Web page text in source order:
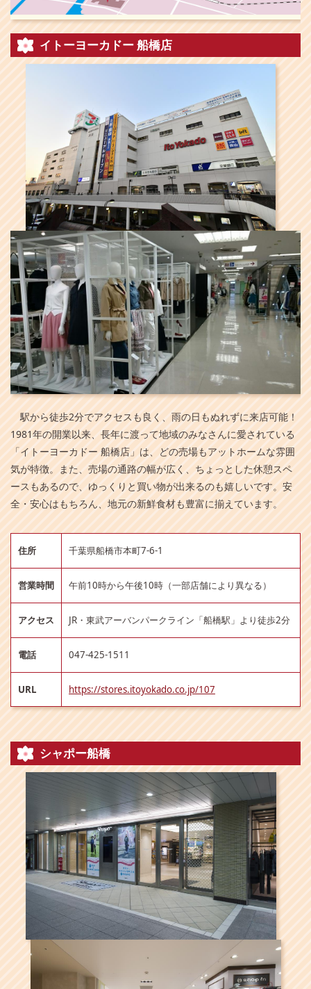
イトーヨーカドー船橋店
駅から徒歩2分でアクセスも良く、雨の日もぬれずに来店可能！
1981年の開業以来、長年に渡って地域のみなさんに愛されている
「イトーヨーカドー 船橋店」は、どの売場もアットホームな雰囲
気が特徴。また、売場の通路の幅が広く、ちょっとした休憩スペ
ースもあるので、ゆっくりと買い物が出来るのも嬉しいです。安
全・安心はもちろん、地元の新鮮食材も豊富に揃えています。
住所 千葉県船橋市本町7-6-1
営業時間 午前10時から午後10時（一部店舗により異なる）
アクセス JR・東武アーバンパークライン「船橋駅」より徒歩2分
電話 047-425-1511
URL https://stores.itoyokado.co.jp/107
シャポー船橋